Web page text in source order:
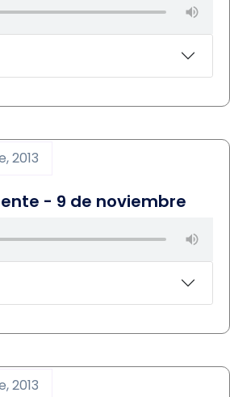
2013
- 9 de noviembre
2013